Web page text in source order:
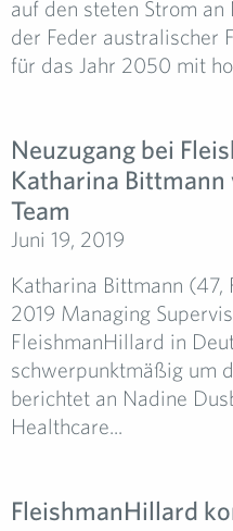
auf den steten Strom
der Feder australischer
für das Jahr 2050 mit
Neuzugang bei
Katharina
Team
Juni 19, 2019
Katharina Bittmann
2019 Managing
FleishmanHillard in
schwerpunktmäßig um
berichtet an Nadine
Healthcare...
FleishmanHillard